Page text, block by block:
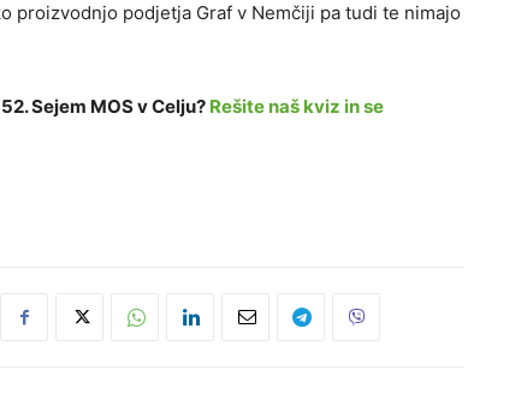
proizvodnjo podjetja Graf v Nemčiji pa tudi te nimajo
Sejem MOS v Celju? Rešite naš kviz in se